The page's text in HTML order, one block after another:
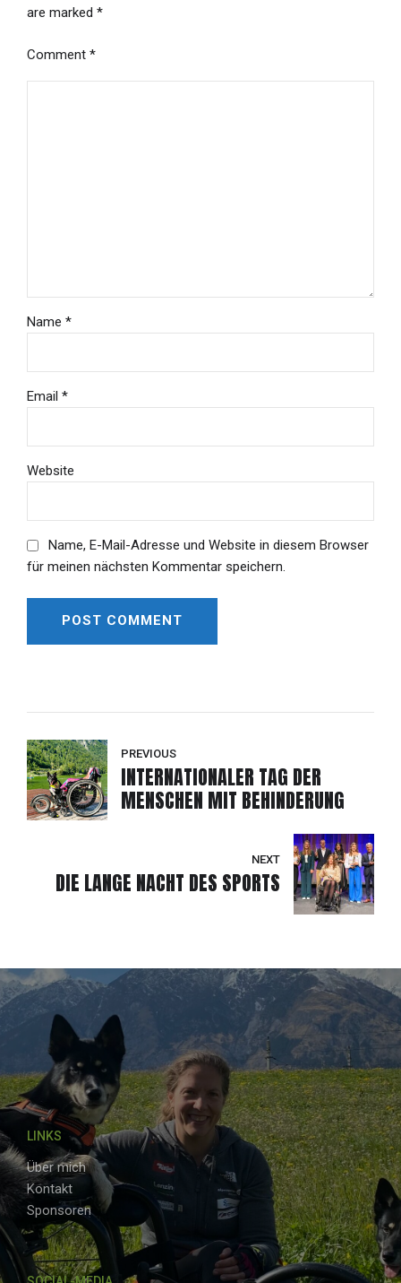
are marked *
Comment *
Name *
Email *
Website
Name, E-Mail-Adresse und Website in diesem Browser
für meinen nächsten Kommentar speichern.
POST COMMENT
PREVIOUS
INTERNATIONALER TAG DER
MENSCHEN MIT BEHINDERUNG
NEXT
DIE LANGE NACHT DES SPORTS
LINKS
Über mich
Kontakt
Sponsoren